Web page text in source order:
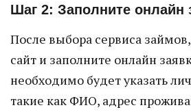
Шаг 2: Заполните онлайн
После выбора сервиса
сайт и заполните онлайн
необходимо будет указать
такие как ФИО, адрес